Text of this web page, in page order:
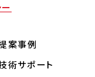
案事例
術サポート